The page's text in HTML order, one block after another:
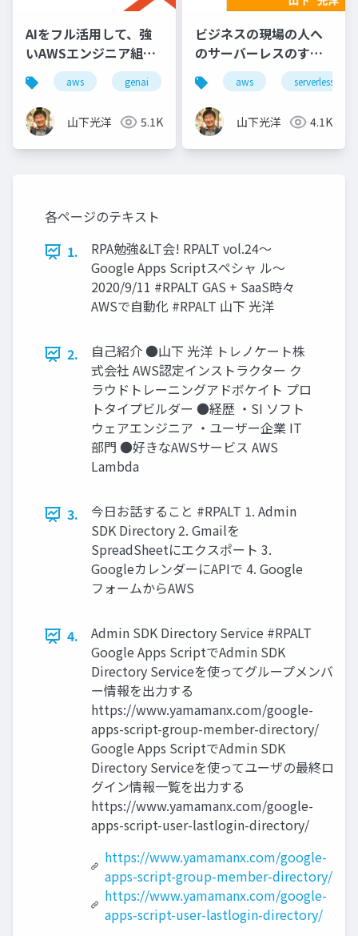
AIをフル活用して、強
いAWSエンジニア組織
になるための教育プラ
ン
aws genai
山下光洋 5.1K
ビジネスの現場の人へ
のサーバーレスのすす
め
aws serverless
山下光洋 4.1K
各ページのテキスト
1.
RPA勉強&LT会! RPALT vol.24～
Google Apps Scriptスペシャ ル～
2020/9/11 #RPALT GAS + SaaS時々
AWSで自動化 #RPALT 山下 光洋
2.
自己紹介 ●山下 光洋 トレノケート株
式会社 AWS認定インストラクター ク
ラウドトレーニングアドボケイト プロ
トタイプビルダー ●経歴 ・SI ソフト
ウェアエンジニア ・ユーザー企業 IT
部門 ●好きなAWSサービス AWS
Lambda
3.
今日お話すること #RPALT 1. Admin
SDK Directory 2. Gmailを
SpreadSheetにエクスポート 3.
GoogleカレンダーにAPIで 4. Google
フォームからAWS
4.
Admin SDK Directory Service #RPALT
Google Apps ScriptでAdmin SDK
Directory Serviceを使ってグループメンバ
ー情報を出力する
https://www.yamamanx.com/google-
apps-script-group-member-directory/
Google Apps ScriptでAdmin SDK
Directory Serviceを使ってユーザの最終ロ
グイン情報一覧を出力する
https://www.yamamanx.com/google-
apps-script-user-lastlogin-directory/
https://www.yamamanx.com/google-
apps-script-group-member-directory/
https://www.yamamanx.com/google-
apps-script-user-lastlogin-directory/